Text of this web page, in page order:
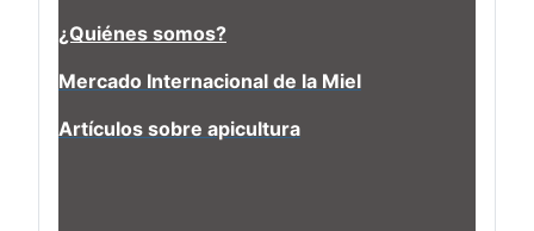
¿Quiénes somos?
Mercado Internacional de la Miel
Artículos sobre apicultura